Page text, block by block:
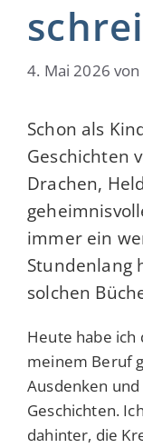
4. Mai 2026 von
Schon als
Geschichten
Drachen,
immer ein
Stundenlang
solchen
Heute habe ich
meinem Beruf
Ausdenken
Geschichten.
dahinter, die